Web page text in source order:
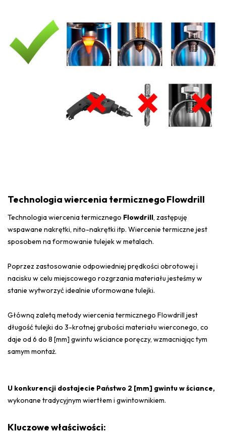
Technologia wiercenia termicznego Flowdrill
Technologia wiercenia termicznego Flowdrill, zastępuję
wspawane nakrętki, nito-nakrętki itp. Wiercenie termiczne jest
sposobem na formowanie tulejek w metalach.
Poprzez zastosowanie odpowiedniej prędkości obrotowej i
nacisku w celu miejscowego rozgrzania materiału jesteśmy w
stanie wytworzyć idealnie uformowane tulejki.
Główną zaletą metody wiercenia termicznego Flowdrill jest
długość tulejki do 3-krotnej grubości materiału wierconego, co
daje od 6 do 8 [mm] gwintu wściance poręczy, wzmacniając tym
samym montaż.
U konkurencji dostajecie Państwo 2 [mm] gwintu w ściance,
wykonane tradycyjnym wiertłem i gwintownikiem.
Kluczowe właściwości: